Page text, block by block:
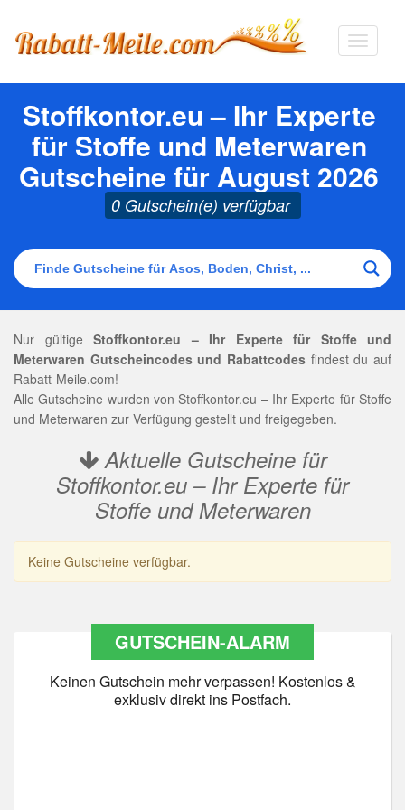
Stoffkontor.eu – Ihr Experte
für Stoffe und Meterwaren
Gutscheine für August 2026
0 Gutschein(e) verfügbar
Nur gültige Stoffkontor.eu – Ihr Experte für Stoffe und
Meterwaren Gutscheincodes und Rabattcodes findest du auf
Rabatt-Meile.com!
Alle Gutscheine wurden von Stoffkontor.eu – Ihr Experte für Stoffe
und Meterwaren zur Verfügung gestellt und freigegeben.
Aktuelle Gutscheine für
Stoffkontor.eu – Ihr Experte für
Stoffe und Meterwaren
Keine Gutscheine verfügbar.
GUTSCHEIN-ALARM
Keinen Gutschein mehr verpassen! Kostenlos &
exklusiv direkt ins Postfach.